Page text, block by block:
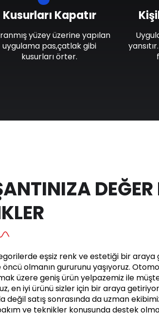
Kusurları Kapatır
yüzey üzerine yapılan
uygulama pas,çatlak gibi
kusurları örter.
eşsiz renk ve estetiği bir araya
olmanın gururunu yaşıyoruz.
üzere geniş ürün yelpazemiz ile
en iyi ürünü sizler için bir araya
değil satış sonrasında da uzman
ve teknikler konusunda destek